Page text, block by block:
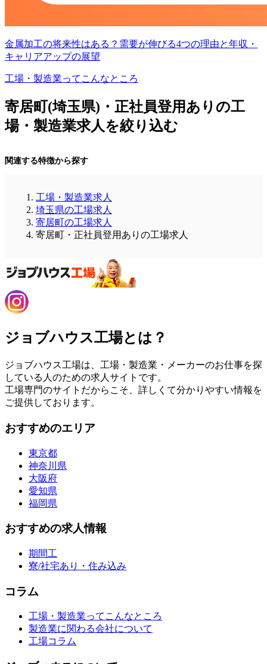
金属加工の将来性はある？需要が伸びる4つの理由と年収・
キャリアアップの展望
工場・製造業ってこんなところ
寄居町(埼玉県)・正社員登用ありの工
場・製造業求人を絞り込む
関連する特徴から探す
工場・製造業求人
埼玉県の工場求人
寄居町の工場求人
寄居町・正社員登用ありの工場求人
ジョブハウス工場とは？
ジョブハウス工場は、工場・製造業・メーカーのお仕事を探
している人のための求人サイトです。
工場専門のサイトだからこそ、詳しくて分かりやすい情報を
ご提供しております。
おすすめのエリア
東京都
神奈川県
大阪府
愛知県
福岡県
おすすめの求人情報
期間工
寮/社宅あり・住み込み
コラム
工場・製造業ってこんなところ
製造業に関わる会社について
工場コラム